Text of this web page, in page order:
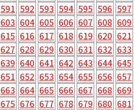
591 592 593 594 595 596 597
603 604 605 606 607 608 609
615 616 617 618 619 620 621
627 628 629 630 631 632 633
639 640 641 642 643 644 645
651 652 653 654 655 656 657
663 664 665 666 667 668 669
675 676 677 678 679 680 681